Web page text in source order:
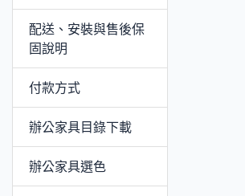
配送、安裝與售後保
固說明
付款方式
辦公家具目錄下載
辦公家具選色